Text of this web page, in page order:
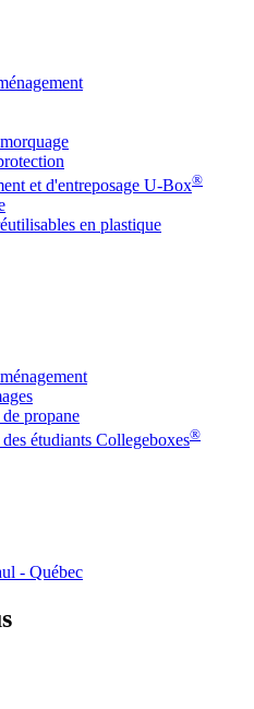
et d'entreposage U-Box®
en plastique
propane
étudiants Collegeboxes®
- Québec